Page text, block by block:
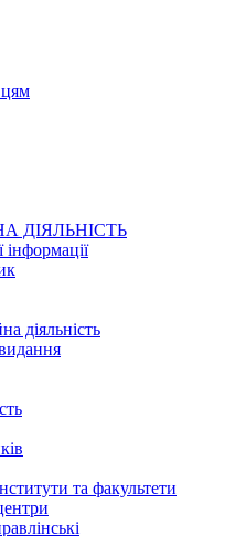
ДІЯЛЬНІСТЬ
діяльність
та факультети